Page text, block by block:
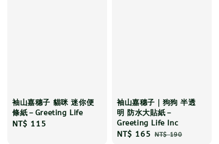
袖山嘉穗子 貓咪 迷你便
條紙－Greeting Life
Regular
NT$ 115
袖山嘉穗子｜狗狗 半透
明 防水大貼紙－
Greeting Life Inc
Sale
NT$ 165 Regular
NT$ 190